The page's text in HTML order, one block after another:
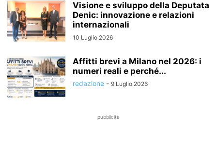
Visione e sviluppo della Deputata
Denic: innovazione e relazioni
internazionali
10 Luglio 2026
Affitti brevi a Milano nel 2026: i
numeri reali e perché...
redazione - 9 Luglio 2026
pubblicità